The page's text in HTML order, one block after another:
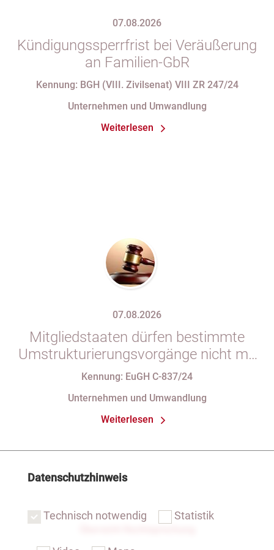
07.08.2026
Kündigungssperrfrist bei Veräußerung
an Familien-GbR
Kennung: BGH (VIII. Zivilsenat) VIII ZR 247/24
Unternehmen und Umwandlung
Weiterlesen
07.08.2026
Mitgliedstaaten dürfen bestimmte
Umstrukturierungsvorgänge nicht mit
indirekten Steuern belasten
Kennung: EuGH C-837/24
Unternehmen und Umwandlung
Weiterlesen
Datenschutzhinweis
Technisch notwendig Statistik